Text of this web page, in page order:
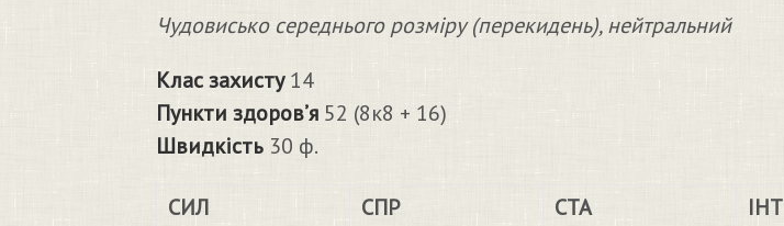
Чудовисько середнього розміру (перекидень), нейтральний
Клас захисту14
Пункти здоров’я 52 (8к8 + 16)
Швидкість 30 ф.
СИЛ СПР СТА ІНТ